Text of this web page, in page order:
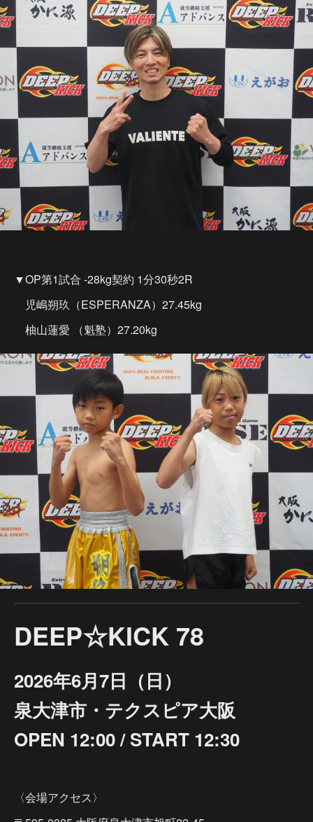
▼OP第1試合 -28kg契約 1分30秒2R
児嶋朔玖（ESPERANZA）27.45kg
柚山蓮愛 （魁塾）27.20kg
DEEP☆KICK 78
2026年6月7日（日）
泉大津市・テクスピア大阪
OPEN 12:00 / START 12:30
〈会場アクセス〉